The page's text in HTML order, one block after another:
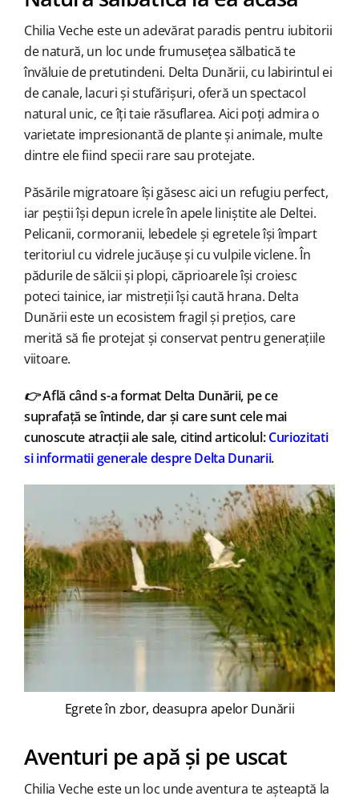
Chilia Veche este un adevărat paradis pentru iubitorii
de natură, un loc unde frumusețea sălbatică te
învăluie de pretutindeni. Delta Dunării, cu labirintul ei
de canale, lacuri și stufărișuri, oferă un spectacol
natural unic, ce îți taie răsuflarea. Aici poți admira o
varietate impresionantă de plante și animale, multe
dintre ele fiind specii rare sau protejate.
Păsările migratoare își găsesc aici un refugiu perfect,
iar peștii își depun icrele în apele liniștite ale Deltei.
Pelicanii, cormoranii, lebedele și egretele își împart
teritoriul cu vidrele jucăușe și cu vulpile viclene. În
pădurile de sălcii și plopi, căprioarele își croiesc
poteci tainice, iar mistreții își caută hrana. Delta
Dunării este un ecosistem fragil și prețios, care
merită să fie protejat și conservat pentru generațiile
viitoare.
👉Află când s-a format Delta Dunării, pe ce
suprafață se întinde, dar și care sunt cele mai
cunoscute atracții ale sale, citind articolul: Curiozitati
si informatii generale despre Delta Dunarii.
Egrete în zbor, deasupra apelor Dunării
Aventuri pe apă și pe uscat
Chilia Veche este un loc unde aventura te așteaptă la